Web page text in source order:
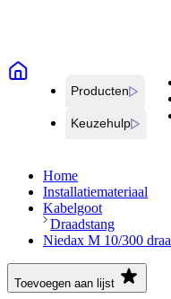
Producten
Keuzehulp
Home
Installatiemateriaal
Kabelgoot
Draadstang
Niedax M 10/300
Toevoegen aan lijst